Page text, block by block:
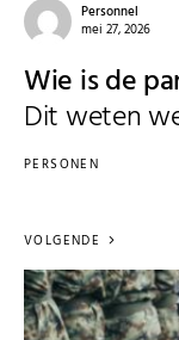
Personnel
mei 27, 2026
Wie is de
Dit weten
PERSONEN
VOLGENDE